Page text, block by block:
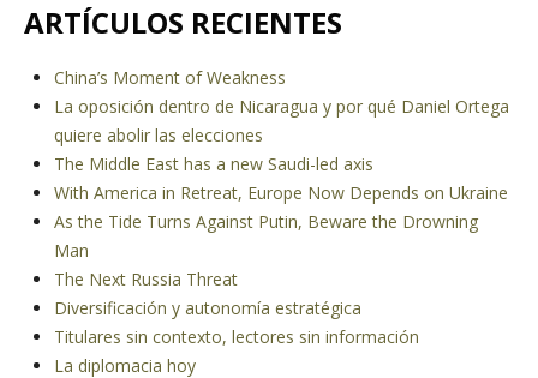
ARTÍCULOS RECIENTES
China’s Moment of Weakness
La oposición dentro de Nicaragua y por qué Daniel Ortega
quiere abolir las elecciones
The Middle East has a new Saudi-led axis
With America in Retreat, Europe Now Depends on Ukraine
As the Tide Turns Against Putin, Beware the Drowning
Man
The Next Russia Threat
Diversificación y autonomía estratégica
Titulares sin contexto, lectores sin información
La diplomacia hoy